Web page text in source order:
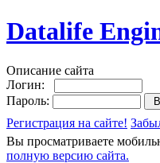
Datalife
Описание сайта
Логин:
Пароль:
Регистрация на сайте!
Вы просматриваете
полную версию сайта.